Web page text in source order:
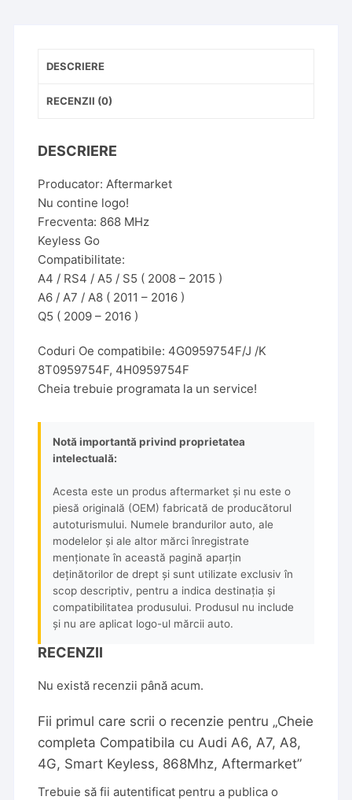
868Mhz,
DESCRIERE
RECENZII (0)
DESCRIERE
Producator: Aftermarket
Nu contine logo!
Frecventa: 868 MHz
Keyless Go
Compatibilitate:
A4 / RS4 / A5 / S5 ( 2008 – 2015 )
A6 / A7 / A8 ( 2011 – 2016 )
Q5 ( 2009 – 2016 )
Coduri Oe compatibile: 4G0959754F/J /K
8T0959754F, 4H0959754F
Cheia trebuie programata la un service!
Notă importantă privind proprietatea
intelectuală:
Acesta este un produs aftermarket și nu este o
piesă originală (OEM) fabricată de producătorul
autoturismului. Numele brandurilor auto, ale
modelelor și ale altor mărci înregistrate
menționate în această pagină aparțin
deținătorilor de drept și sunt utilizate exclusiv în
scop descriptiv, pentru a indica destinația și
compatibilitatea produsului. Produsul nu include
și nu are aplicat logo-ul mărcii auto.
RECENZII
Nu există recenzii până acum.
Fii primul care scrii o recenzie pentru „Cheie
completa Compatibila cu Audi A6, A7, A8,
4G, Smart Keyless, 868Mhz, Aftermarket”
Trebuie să fiiautentificat pentru a publica o